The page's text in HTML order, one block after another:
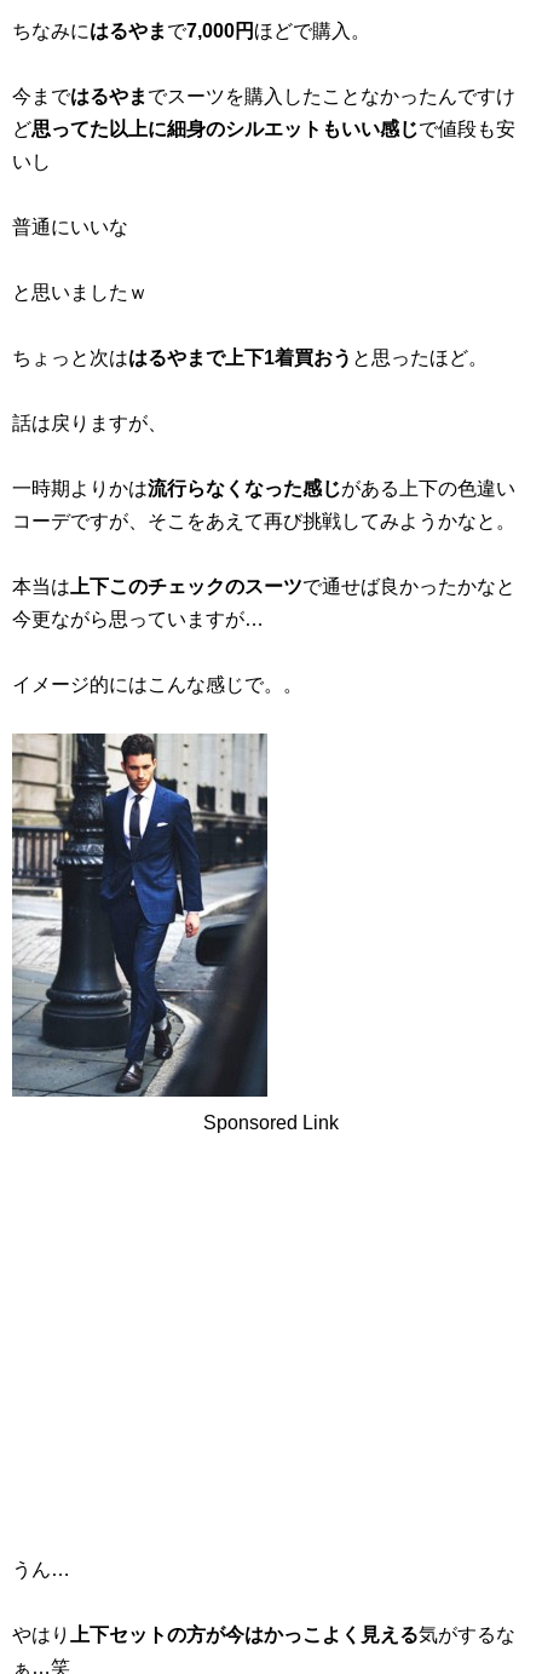
ちなみにはるやま で7,000円 ほどで購入。
今まではるやま でスーツを購入したことなかったんですけ
ど思ってた以上に細身のシルエットもいい感じで値段も安
いし
普通にいいな
と思いましたｗ
ちょっと次ははるやまで上下1着買おう と思ったほど。
話は戻りますが、
一時期よりかは流行らなくなった感じがある上下の色違い
コーデですが、そこをあえて再び挑戦してみようかなと。
本当は 上下このチェックのスーツで通せば良かったかなと
今更ながら思っていますが…
イメージ的にはこんな感じで。。
Sponsored Link
うん…
やはり 上下セットの方が今はかっこよく見える気がするな
ぁ…笑